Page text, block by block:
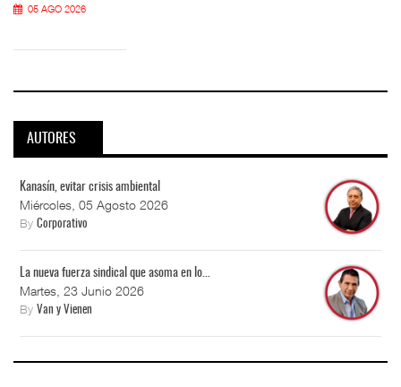
05 AGO 2026
AUTORES
Kanasín, evitar crisis ambiental
Miércoles, 05 Agosto 2026
By Corporativo
La nueva fuerza sindical que asoma en lo...
Martes, 23 Junio 2026
By Van y Vienen